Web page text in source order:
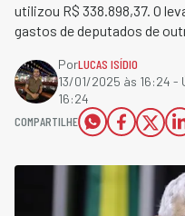
utilizou R$ 338.898,37. O
gastos de deputados de
PorLUCAS ISÍDIO
13/01/2025 às 16:24 -
16:24
COMPARTILHE